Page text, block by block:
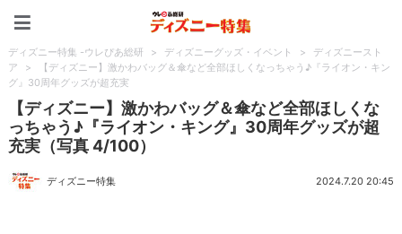
ディズニー特集 -ウレぴあ総研 > ディズニーグッズ・イベント >
ディズニースト
ア
>
【ディズニー】激かわバッグ＆傘など全部ほしくなっちゃう♪『ライオン・キン
グ』30周年グッズが超充実
【ディズニー】激かわバッグ＆傘など全部ほしくな
っちゃう♪『ライオン・キング』30周年グッズが超
充実（写真 4/100）
ディズニー特集 2024.7.20 20:45